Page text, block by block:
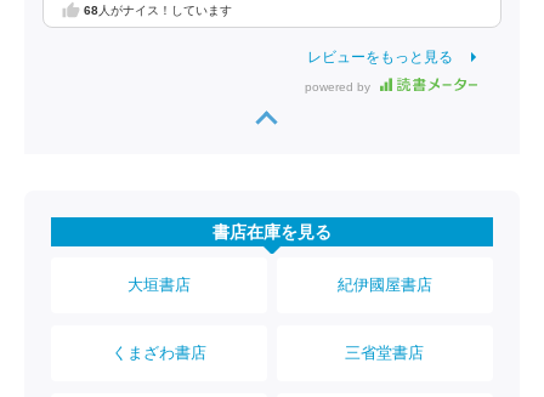
68人がナイス！しています
レビューをもっと見る
powered by
書店在庫を見る
大垣書店 紀伊國屋書店
くまざわ書店 三省堂書店